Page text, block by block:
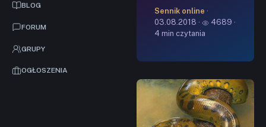
BLOG
FORUM
GRUPY
OGŁOSZENIA
Sennik online ·
03.08.2018 ·
4689 ·
4 min czytania